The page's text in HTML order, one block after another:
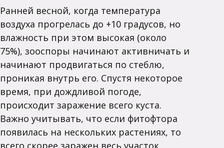
Ранней весной, когда температура
воздуха прогрелась до +10 градусов, но
влажность при этом высокая (около
75%), зооспоры начинают активничать и
начинают продвигаться по стеблю,
проникая внутрь его. Спустя некоторое
время, при дождливой погоде,
происходит заражение всего куста.
Важно учитывать, что если фитофтора
появилась на нескольких растениях, то
всего скорее заражен весь участок,